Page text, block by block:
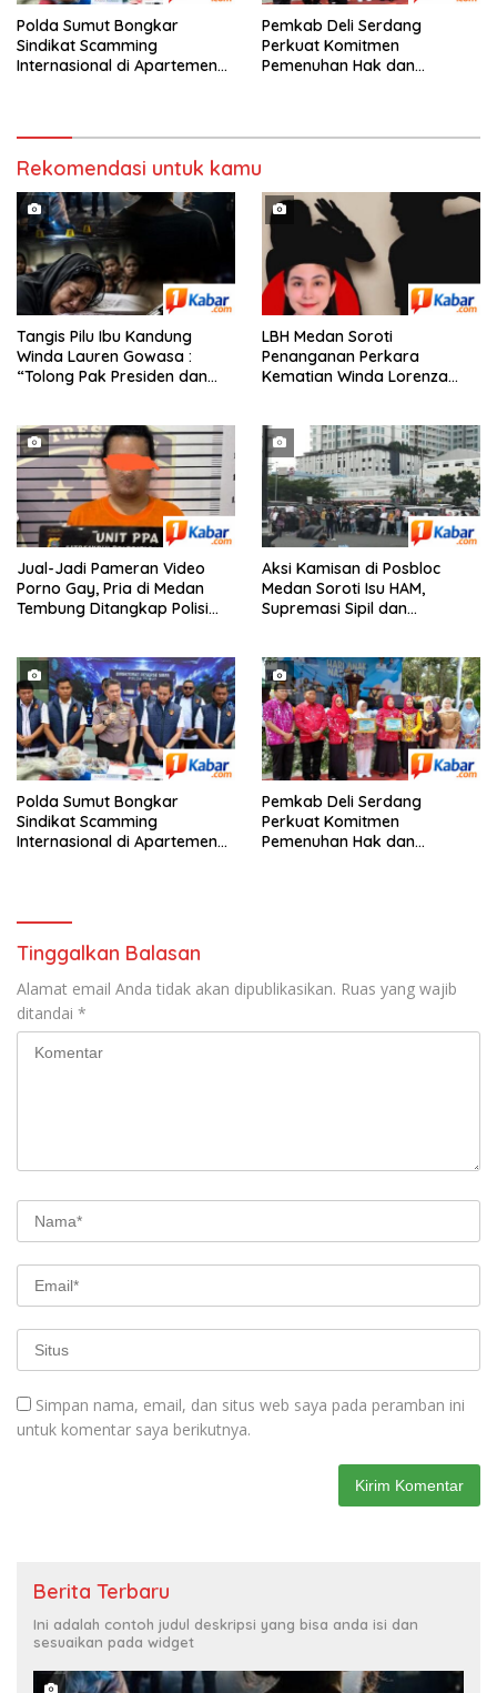
Polda Sumut Bongkar
Sindikat Scamming
Internasional di Apartemen
Pemkab Deli Serdang
Perkuat Komitmen
Pemenuhan Hak dan
Rekomendasi untuk kamu
Tangis Pilu Ibu Kandung
Winda Lauren Gowasa :
“Tolong Pak Presiden dan
‎LBH Medan Soroti
Penanganan Perkara
Kematian Winda Lorenza
Transparan
Jual-Jadi Pameran Video
Porno Gay, Pria di Medan
Tembung Ditangkap Polisi
Aksi Kamisan di Posbloc
Medan Soroti Isu HAM,
Supremasi Sipil dan
Polda Sumut Bongkar
Sindikat Scamming
Internasional di Apartemen
Pemkab Deli Serdang
Perkuat Komitmen
Pemenuhan Hak dan
Tinggalkan Balasan
Alamat email Anda tidak akan dipublikasikan. Ruas yang wajib
ditandai *
Simpan nama, email, dan situs web saya pada peramban ini
untuk komentar saya berikutnya.
Berita Terbaru
Ini adalah contoh judul deskripsi yang bisa anda isi dan
sesuaikan pada widget